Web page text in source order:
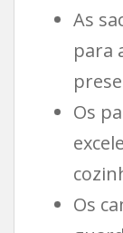
As
para
Os
Os